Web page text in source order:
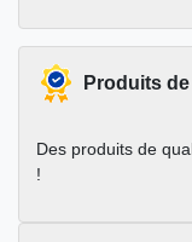
Produits
Des produits de
!